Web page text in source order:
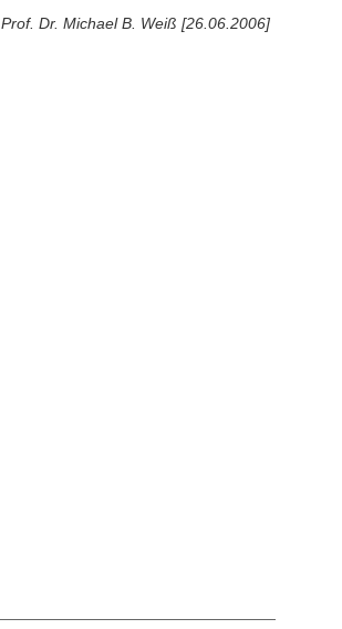
Prof. Dr. Michael B. Weiß [26.06.2006]